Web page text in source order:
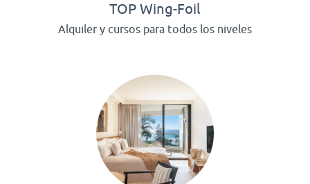
TOP Wing-Foil
Alquiler y cursos para todos los niveles